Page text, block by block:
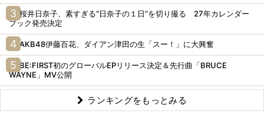
桜井日奈子、素すぎる“日奈子の１日”を切り撮る 27年カレンダー
ブック発売決定
AKB48伊藤百花、ダイアン津田の生「スー！」に大興奮
BE:FIRST初のグローバルEPリリース決定＆先行曲「BRUCE
WAYNE」MV公開
ランキングをもっとみる